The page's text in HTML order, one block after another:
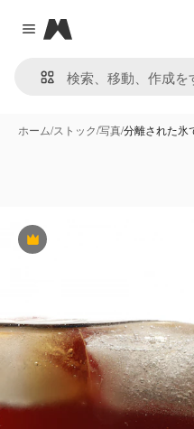
Close menu
Magnific
ホーム/ストック/写真/分離された氷
Premium